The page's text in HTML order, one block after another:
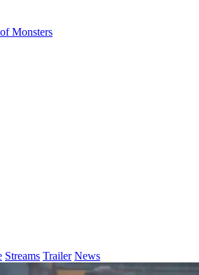
Monsters
Streams Trailer News